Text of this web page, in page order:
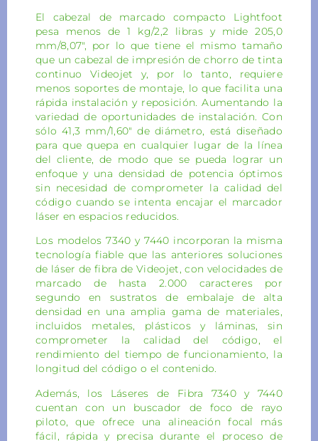
El cabezal de marcado compacto Lightfoot
pesa menos de 1 kg/2,2 libras y mide 205,0
mm/8,07″, por lo que tiene el mismo tamaño
que un cabezal de impresión de chorro de tinta
continuo Videojet y, por lo tanto, requiere
menos soportes de montaje, lo que facilita una
rápida instalación y reposición. Aumentando la
variedad de oportunidades de instalación. Con
sólo 41,3 mm/1,60″ de diámetro, está diseñado
para que quepa en cualquier lugar de la línea
del cliente, de modo que se pueda lograr un
enfoque y una densidad de potencia óptimos
sin necesidad de comprometer la calidad del
código cuando se intenta encajar el marcador
láser en espacios reducidos.
Los modelos 7340 y 7440 incorporan la misma
tecnología fiable que las anteriores soluciones
de láser de fibra de Videojet, con velocidades de
marcado de hasta 2.000 caracteres por
segundo en sustratos de embalaje de alta
densidad en una amplia gama de materiales,
incluidos metales, plásticos y láminas, sin
comprometer la calidad del código, el
rendimiento del tiempo de funcionamiento, la
longitud del código o el contenido.
Además, los Láseres de Fibra 7340 y 7440
cuentan con un buscador de foco de rayo
piloto, que ofrece una alineación focal más
fácil, rápida y precisa durante el proceso de